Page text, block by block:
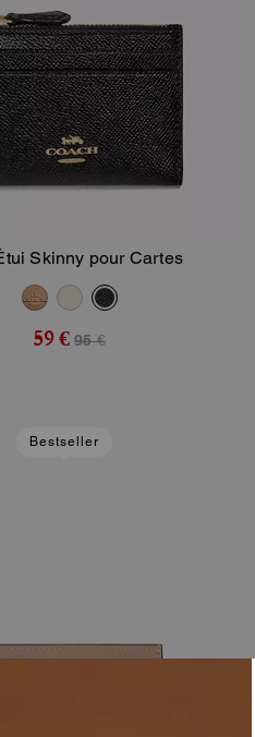
Ajouter Au Panier
Skinny pour Cartes
59 € 95 €
Bestseller